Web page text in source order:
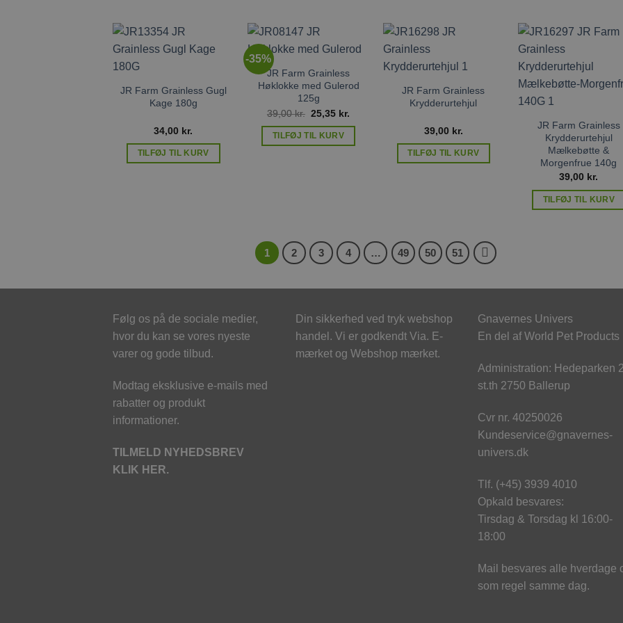
JR Farm Grainless Gugl
Kage 180g
34,00 kr.
TILFØJ TIL KURV
-35%
ønskeliste
JR Farm Grainless
Høklokke med Gulerod
125g
39,00kr. Den
pris
var:
25,35 kr.
TILFØJ TIL KURV
Tilføj til
ønskeliste
JR Farm Grainless
Krydderurtehjul
39,00 kr.
TILFØJ TIL KURV
JR Farm Grainless
Krydderurtehjul
Mælkebøtte &
Morgenfrue 140g
39,00 kr.
TILFØJ TIL KURV
1 2 3 4 … 49 50 51
Følg os på de sociale medier,
hvor du kan se vores nyeste
varer og gode tilbud.
Modtag eksklusive e-mails med
rabatter og produkt
informationer.
TILMELD NYHEDSBREV
KLIK HER.
Din sikkerhed ved tryk webshop
handel. Vi er godkendt Via. E-
mærket og Webshop mærket.
Gnavernes Univers
En del af World Pet Products
Administration: Hedeparken
st.th 2750 Ballerup
Cvr nr. 40250026
Kundeservice@gnavernes-
univers.dk
Tlf. (+45) 3939 4010
Opkald besvares:
Tirsdag & Torsdag kl 16:00-
18:00
Mail besvares alle hverdage
som regel samme dag.